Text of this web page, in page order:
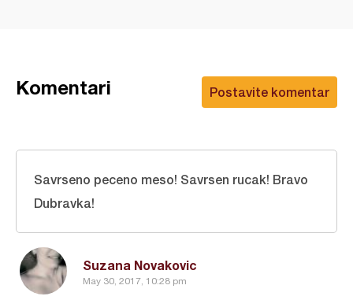
Postavite komentar
Komentari
Suzana Novakovic
May 30, 2017, 10:28 pm
Savrseno peceno meso! Savrsen rucak! Bravo
Dubravka!